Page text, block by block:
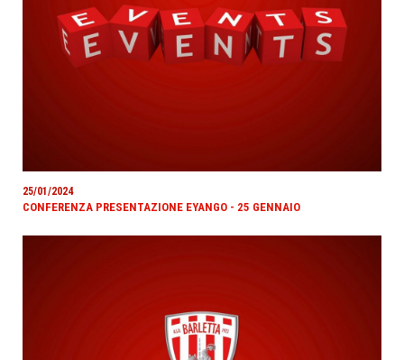
25/01/2024
CONFERENZA PRESENTAZIONE EYANGO - 25 GENNAIO